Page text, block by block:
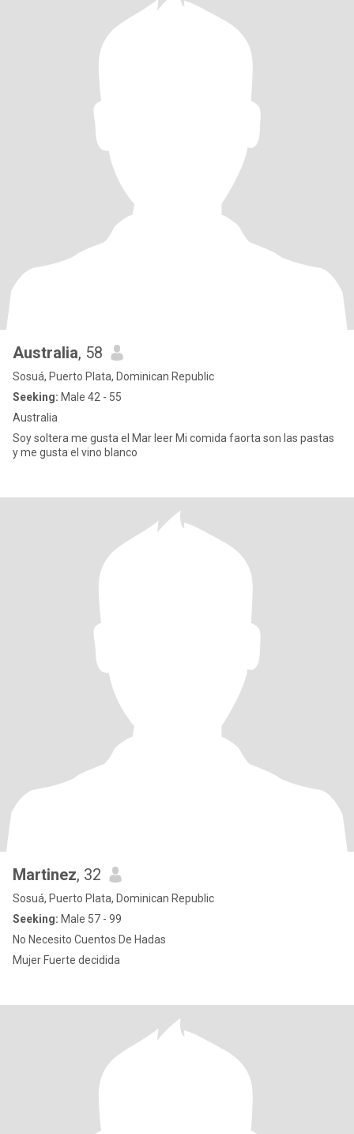
Australia, 58
Sosuá, Puerto Plata, Dominican Republic
Seeking: Male 42 - 55
Australia
Soy soltera me gusta el Mar leer Mi comida faorta son las pastas
y me gusta el vino blanco
Martinez, 32
Sosuá, Puerto Plata, Dominican Republic
Seeking: Male 57 - 99
No Necesito Cuentos De Hadas
Mujer Fuerte decidida